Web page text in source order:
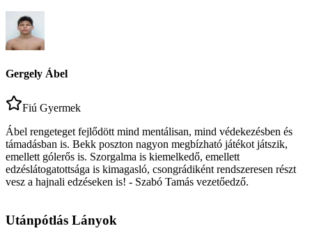
Gergely Ábel
Fiú Gyermek
Ábel rengeteget fejlődött mind mentálisan, mind védekezésben és
támadásban is. Bekk poszton nagyon megbízható játékot játszik,
emellett gólerős is. Szorgalma is kiemelkedő, emellett
edzéslátogatottsága is kimagasló, csongrádiként rendszeresen részt
vesz a hajnali edzéseken is! - Szabó Tamás vezetőedző.
Utánpótlás Lányok